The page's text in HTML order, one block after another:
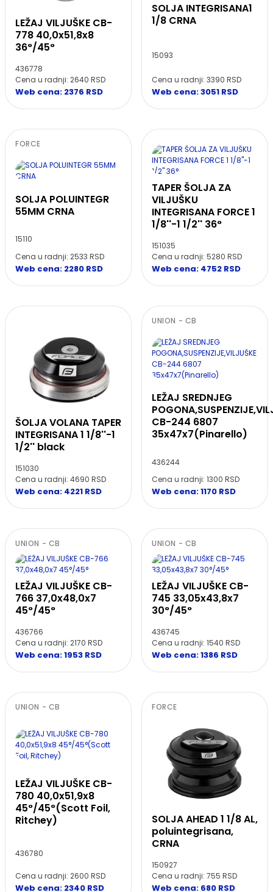
LEŽAJ VILJUŠKE CB-
778 40,0x51,8x8
36°/45°
436778
Cena u radnji: 2640 RSD
Web cena: 2376 RSD
SOLJA INTEGRISANA1
1/8 CRNA
15093
Cena u radnji: 3390 RSD
Web cena: 3051 RSD
FORCE
SOLJA POLUINTEGR
55MM CRNA
15110
Cena u radnji: 2533 RSD
Web cena: 2280 RSD
TAPER ŠOLJA ZA
VILJUŠKU
INTEGRISANA FORCE 1
1/8''-1 1/2'' 36°
151035
Cena u radnji: 5280 RSD
Web cena: 4752 RSD
ŠOLJA VOLANA TAPER
INTEGRISANA 1 1/8''-1
1/2'' black
151030
Cena u radnji: 4690 RSD
Web cena: 4221 RSD
UNION - CB
LEŽAJ SREDNJEG
CB-244 6807
35x47x7(Pinarello)
436244
Cena u radnji: 1300 RSD
Web cena: 1170 RSD
UNION - CB
LEŽAJ VILJUŠKE CB-
766 37,0x48,0x7
45°/45°
436766
Cena u radnji: 2170 RSD
Web cena: 1953 RSD
UNION - CB
LEŽAJ VILJUŠKE CB-
745 33,05x43,8x7
30°/45°
436745
Cena u radnji: 1540 RSD
Web cena: 1386 RSD
UNION - CB
LEŽAJ VILJUŠKE CB-
780 40,0x51,9x8
45°/45°(Scott Foil,
Ritchey)
436780
Cena u radnji: 2600 RSD
Web cena: 2340 RSD
FORCE
SOLJA AHEAD 1 1/8 AL,
poluintegrisana,
CRNA
150927
Cena u radnji: 755 RSD
Web cena: 680 RSD